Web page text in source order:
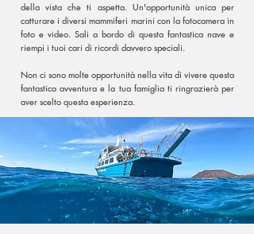
della vista che ti aspetta. Un'opportunità unica per
catturare i diversi mammiferi marini con la fotocamera in
foto e video. Sali a bordo di questa fantastica nave e
riempi i tuoi cari di ricordi davvero speciali.
Non ci sono molte opportunità nella vita di vivere questa
fantastica avventura e la tua famiglia ti ringrazierà per
aver scelto questa esperienza.